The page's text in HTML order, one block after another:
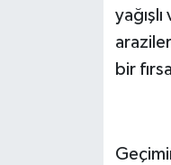
bir
Kültür - Sanat
Teknoloji
Haber Arşivi